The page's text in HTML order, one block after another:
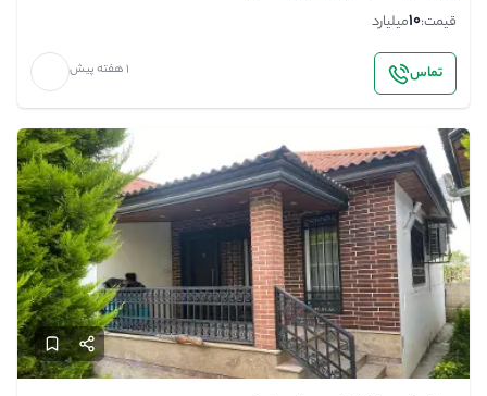
قیمت:10میلیارد
تماس 1 هفته پیش